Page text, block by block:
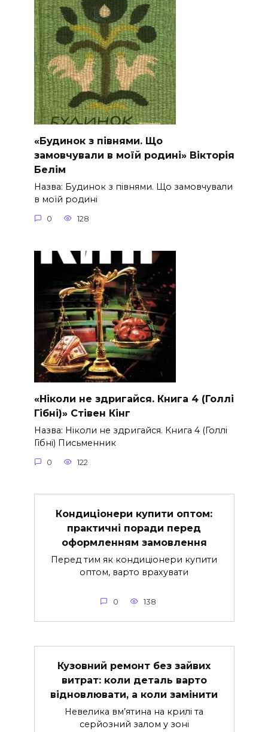
«Будинок з півнями. Що
замовчували в моїй родині» Вікторія
Белім
Назва: Будинок з півнями. Що замовчували
в моїй родині
0 128
«Ніколи не здригайся. Книга 4 (Голлі
Гібні)» Стівен Кінг
Назва: Ніколи не здригайся. Книга 4 (Голлі
Гібні) Письменник
0 122
Кондиціонери купити оптом:
практичні поради перед
оформленням замовлення
Перед тим як кондиціонери купити
оптом, варто врахувати
0 138
Кузовний ремонт без зайвих
витрат: коли деталь варто
відновлювати, а коли замінити
Невелика вм’ятина на крилі та
серйозний залом у зоні